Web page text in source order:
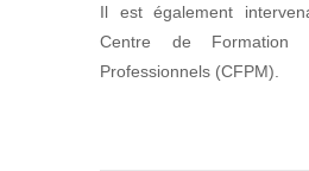
Il est également
Centre de Formation
Professionnels (CFPM).